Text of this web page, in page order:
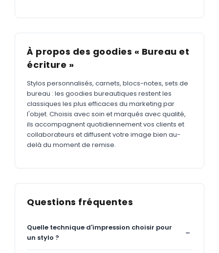
À propos des goodies « Bureau et
écriture »
Stylos personnalisés, carnets, blocs-notes, sets de
bureau : les goodies bureautiques restent les
classiques les plus efficaces du marketing par
l'objet. Choisis avec soin et marqués avec qualité,
ils accompagnent quotidiennement vos clients et
collaborateurs et diffusent votre image bien au-
delà du moment de remise.
Questions fréquentes
Quelle technique d'impression choisir pour
un stylo ?